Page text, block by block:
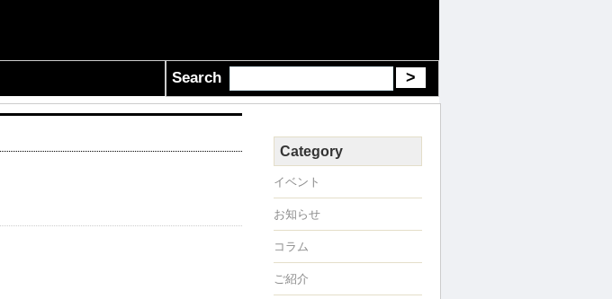
Search
Category
イベント
お知らせ
コラム
ご紹介